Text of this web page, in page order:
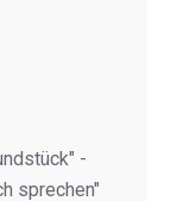
-
sprechen"